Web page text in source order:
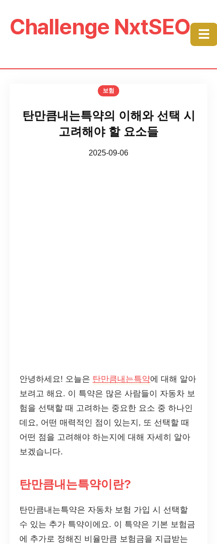
Challenge NxtSEO ☰
보험
탄만큼내는특약의 이해와 선택 시
고려해야 할 요소들
2025-09-06
안녕하세요! 오늘은 탄만큼내는특약에 대해 알아
보려고 해요. 이 특약은 많은 사람들이 자동차 보
험을 선택할 때 고려하는 중요한 요소 중 하나인
데요, 어떤 매력적인 점이 있는지, 또 선택할 때
어떤 점을 고려해야 하는지에 대해 자세히 알아
보겠습니다.
탄만큼내는특약이란?
탄만큼내는특약은 자동차 보험 가입 시 선택할
수 있는 추가 특약이에요. 이 특약은 기본 보험금
에 추가로 정해진 비율만큼 보험금을 지급받는